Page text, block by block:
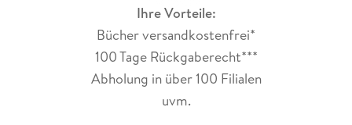
Ihre Vorteile:
Bücher versandkostenfrei*
100 Tage Rückgaberecht***
Abholung in über 100 Filialen
uvm.